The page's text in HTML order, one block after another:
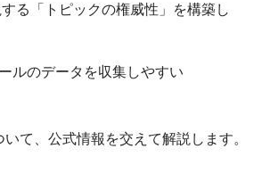
る「トピックの権威性」を構築し
ルのデータを収集しやすい
て、公式情報を交えて解説します。